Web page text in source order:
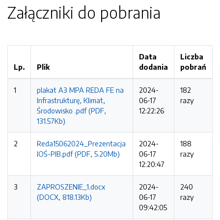
Załączniki do pobrania
Lp. Plik
Data
dodania
Liczba
pobrań
1
plakat A3 MPA REDA FE na
Infrastrukturę, Klimat,
Środowisko .pdf (PDF,
131.57Kb)
2024-
06-17
12:22:26
182
razy
2
Reda15062024_Prezentacja
IOŚ-PIB.pdf (PDF, 5.20Mb)
2024-
06-17
12:20:47
188
razy
3
ZAPROSZENIE_1.docx
(DOCX, 818.13Kb)
2024-
06-17
09:42:05
240
razy